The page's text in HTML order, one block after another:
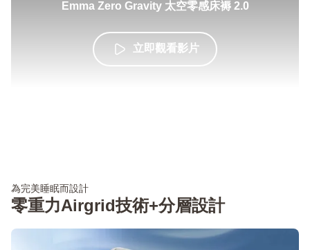
Emma Zero Gravity 太空零感床褥 2.0
立即觀看影片
為完美睡眠而設計
零重力Airgrid技術+分層設計